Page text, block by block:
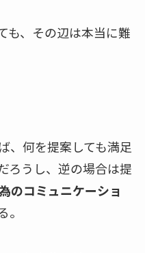
も、その辺は本当に難
、何を提案しても満足
ろうし、逆の場合は提
のコミュニケーショ